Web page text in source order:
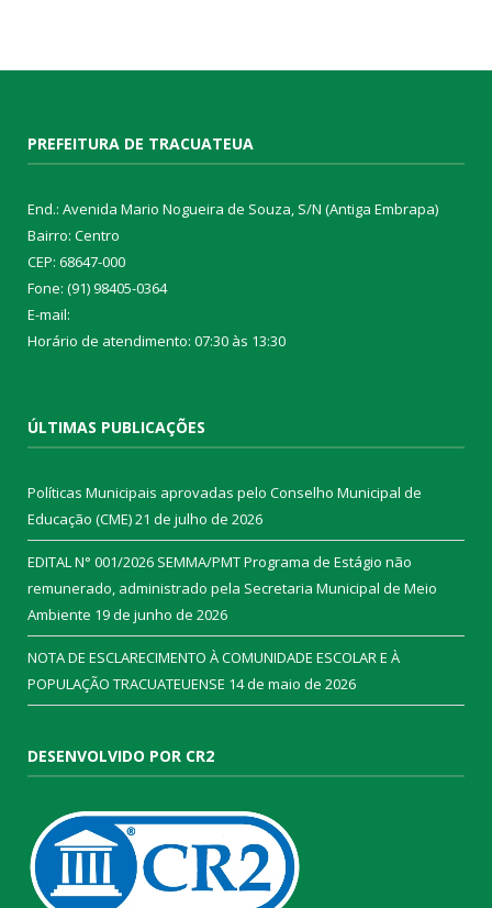
PREFEITURA DE TRACUATEUA
End.: Avenida Mario Nogueira de Souza, S/N (Antiga Embrapa)
Bairro: Centro
CEP: 68647-000
Fone: (91) 98405-0364
E-mail:
Horário de atendimento: 07:30 às 13:30
ÚLTIMAS PUBLICAÇÕES
Políticas Municipais aprovadas pelo Conselho Municipal de
Educação (CME)21 de julho de 2026
EDITAL N° 001/2026 SEMMA/PMT Programa de Estágio não
remunerado, administrado pela Secretaria Municipal de Meio
Ambiente 19 de junho de 2026
NOTA DE ESCLARECIMENTO À COMUNIDADE ESCOLAR E À
POPULAÇÃO TRACUATEUENSE 14 de maio de 2026
DESENVOLVIDO POR CR2